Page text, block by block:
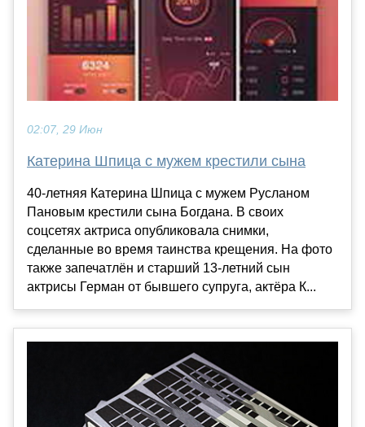
02:07, 29 Июн
Катерина Шпица с мужем крестили сына
40-летняя Катерина Шпица с мужем Русланом
Пановым крестили сына Богдана. В своих
соцсетях актриса опубликовала снимки,
сделанные во время таинства крещения. На фото
также запечатлён и старший 13-летний сын
актрисы Герман от бывшего супруга, актёра К...